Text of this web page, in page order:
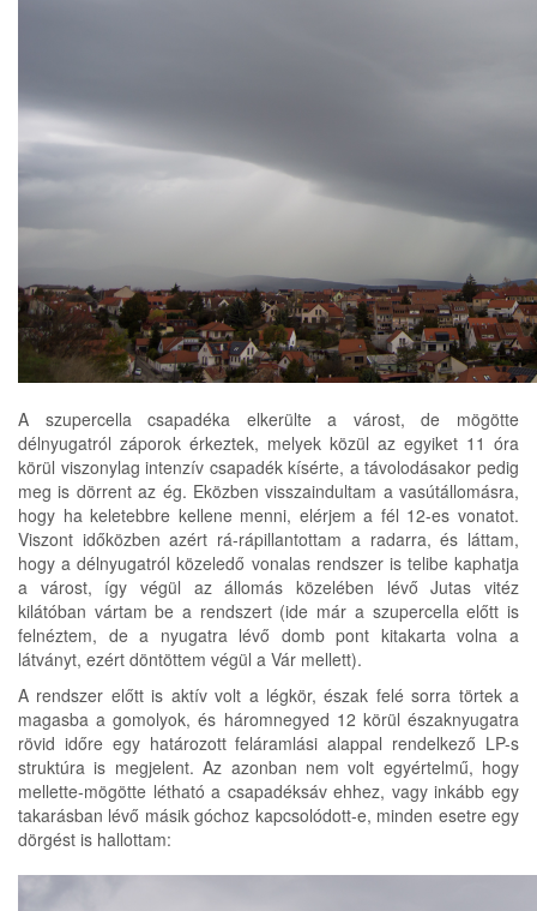
A szupercella csapadéka elkerülte a várost, de mögötte
délnyugatról záporok érkeztek, melyek közül az egyiket 11 óra
körül viszonylag intenzív csapadék kísérte, a távolodásakor pedig
meg is dörrent az ég. Eközben visszaindultam a vasútállomásra,
hogy ha keletebbre kellene menni, elérjem a fél 12-es vonatot.
Viszont időközben azért rá-rápillantottam a radarra, és láttam,
hogy a délnyugatról közeledő vonalas rendszer is telibe kaphatja
a várost, így végül az állomás közelében lévő Jutas vitéz
kilátóban vártam be a rendszert (ide már a szupercella előtt is
felnéztem, de a nyugatra lévő domb pont kitakarta volna a
látványt, ezért döntöttem végül a Vár mellett).
A rendszer előtt is aktív volt a légkör, észak felé sorra törtek a
magasba a gomolyok, és háromnegyed 12 körül északnyugatra
rövid időre egy határozott feláramlási alappal rendelkező LP-s
struktúra is megjelent. Az azonban nem volt egyértelmű, hogy
mellette-mögötte létható a csapadéksáv ehhez, vagy inkább egy
takarásban lévő másik góchoz kapcsolódott-e, minden esetre egy
dörgést is hallottam: